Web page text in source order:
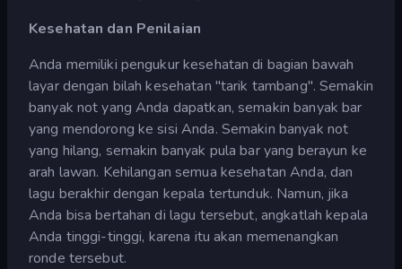
Kesehatan dan Penilaian
Anda memiliki pengukur kesehatan di bagian bawah
layar dengan bilah kesehatan "tarik tambang". Semakin
banyak not yang Anda dapatkan, semakin banyak bar
yang mendorong ke sisi Anda. Semakin banyak not
yang hilang, semakin banyak pula bar yang berayun ke
arah lawan. Kehilangan semua kesehatan Anda, dan
lagu berakhir dengan kepala tertunduk. Namun, jika
Anda bisa bertahan di lagu tersebut, angkatlah kepala
Anda tinggi-tinggi, karena itu akan memenangkan
ronde tersebut.